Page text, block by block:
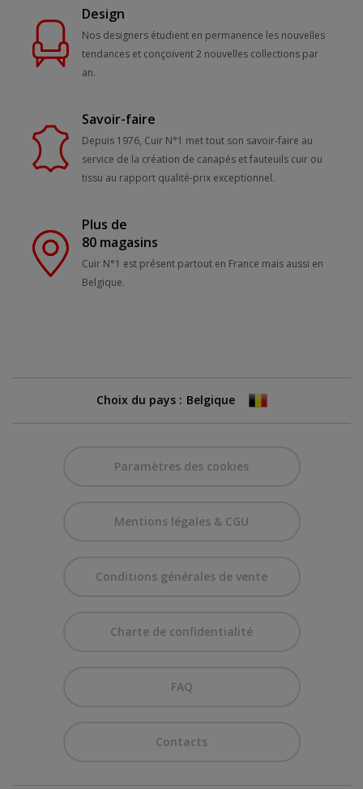
Design
Nos designers étudient en permanence les nouvelles
tendances et conçoivent 2 nouvelles collections par
an.
Savoir-faire
Depuis 1976, Cuir N°1 met tout son savoir-faire au
service de la création de canapés et fauteuils cuir ou
tissu au rapport qualité-prix exceptionnel.
Plus de
80 magasins
Cuir N°1 est présent partout en France mais aussi en
Belgique.
Choix du pays :
Paramètres des cookies
Mentions légales & CGU
Conditions générales de vente
Charte de confidentialité
FAQ
Contacts